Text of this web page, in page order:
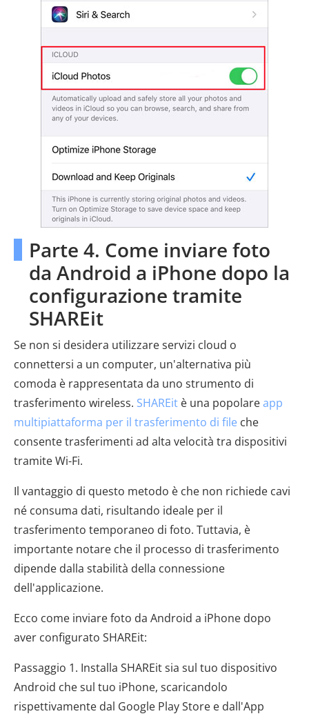
Parte 4. Come inviare foto
da Android a iPhone dopo la
configurazione tramite
SHAREit
Se non si desidera utilizzare servizi cloud o
connettersi a un computer, un'alternativa più
comoda è rappresentata da uno strumento di
trasferimento wireless. SHAREit è una popolareapp
multipiattaforma per il trasferimento di file che
consente trasferimenti ad alta velocità tra dispositivi
tramite Wi-Fi.
Il vantaggio di questo metodo è che non richiede cavi
né consuma dati, risultando ideale per il
trasferimento temporaneo di foto. Tuttavia, è
importante notare che il processo di trasferimento
dipende dalla stabilità della connessione
dell'applicazione.
Ecco come inviare foto da Android a iPhone dopo
aver configurato SHAREit:
Passaggio 1. Installa SHAREit sia sul tuo dispositivo
Android che sul tuo iPhone, scaricandolo
rispettivamente dal Google Play Store e dall'App